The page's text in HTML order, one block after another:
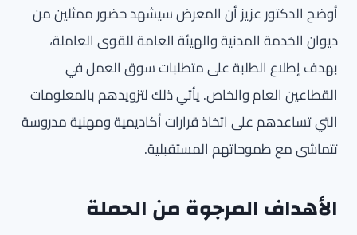
أوضح الدكتور عزيز أن المعرض سيشهد حضور ممثلين من
ديوان الخدمة المدنية والهيئة العامة للقوى العاملة،
بهدف إطلاع الطلبة على متطلبات سوق العمل في
القطاعين العام والخاص. يأتي ذلك لتزويدهم بالمعلومات
التي تساعدهم على اتخاذ قرارات أكاديمية ومهنية مدروسة
تتماشى مع طموحاتهم المستقبلية.
الأهداف المرجوة من الحملة